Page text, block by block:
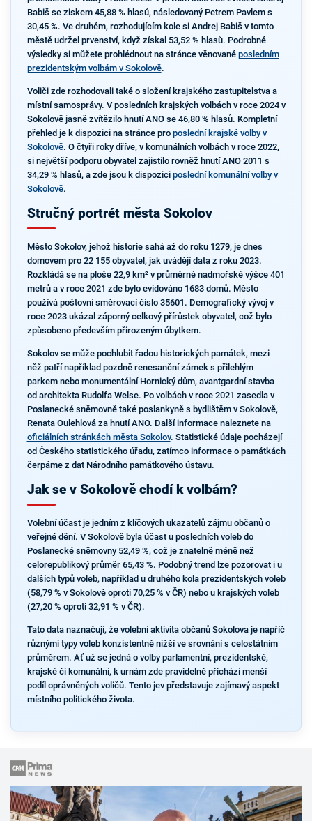
Babiš se ziskem 45,88 % hlasů, následovaný Petrem Pavlem s
30,45 %. Ve druhém, rozhodujícím kole si Andrej Babiš v tomto
městě udržel prvenství, když získal 53,52 % hlasů. Podrobné
výsledky si můžete prohlédnout na stránce věnované posledním
prezidentským volbám v Sokolově.
Voliči zde rozhodovali také o složení krajského zastupitelstva a
místní samosprávy. V posledních krajských volbách v roce 2024 v
Sokolově jasně zvítězilo hnutí ANO se 46,80 % hlasů. Kompletní
přehled je k dispozici na stránce pro poslední krajské volby v
Sokolově. O čtyři roky dříve, v komunálních volbách v roce 2022,
si největší podporu obyvatel zajistilo rovněž hnutí ANO 2011 s
34,29 % hlasů, a zde jsou k dispozici poslední komunální volby v
Sokolově.
Stručný portrét města Sokolov
Město Sokolov, jehož historie sahá až do roku 1279, je dnes
domovem pro 22 155 obyvatel, jak uvádějí data z roku 2023.
Rozkládá se na ploše 22,9 km² v průměrné nadmořské výšce 401
metrů a v roce 2021 zde bylo evidováno 1683 domů. Město
používá poštovní směrovací číslo 35601. Demografický vývoj v
roce 2023 ukázal záporný celkový přírůstek obyvatel, což bylo
způsobeno především přirozeným úbytkem.
Sokolov se může pochlubit řadou historických památek, mezi
něž patří například pozdně renesanční zámek s přilehlým
parkem nebo monumentální Hornický dům, avantgardní stavba
od architekta Rudolfa Welse. Po volbách v roce 2021 zasedla v
Poslanecké sněmovně také poslankyně s bydlištěm v Sokolově,
Renata Oulehlová za hnutí ANO. Další informace naleznete na
oficiálních stránkách města Sokolov. Statistické údaje pocházejí
od Českého statistického úřadu, zatímco informace o památkách
čerpáme z dat Národního památkového ústavu.
Jak se v Sokolově chodí k volbám?
Volební účast je jedním z klíčových ukazatelů zájmu občanů o
veřejné dění. V Sokolově byla účast u posledních voleb do
Poslanecké sněmovny 52,49 %, což je znatelně méně než
celorepublikový průměr 65,43 %. Podobný trend lze pozorovat i u
dalších typů voleb, například u druhého kola prezidentských voleb
(58,79 % v Sokolově oproti 70,25 % v ČR) nebo u krajských voleb
(27,20 % oproti 32,91 % v ČR).
Tato data naznačují, že volební aktivita občanů Sokolova je napříč
různými typy voleb konzistentně nižší ve srovnání s celostátním
průměrem. Ať už se jedná o volby parlamentní, prezidentské,
krajské či komunální, k urnám zde pravidelně přichází menší
podíl oprávněných voličů. Tento jev představuje zajímavý aspekt
místního politického života.